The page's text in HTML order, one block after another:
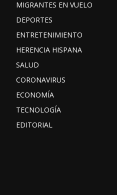
MIGRANTES EN VUELO
DEPORTES
ENTRETENIMIENTO
HERENCIA HISPANA
SALUD
CORONAVIRUS
ECONOMÍA
TECNOLOGÍA
EDITORIAL